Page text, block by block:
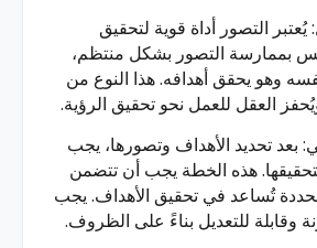
يُعتبر التصور أداة قوية لتحقيق
بممارسة التصور بشكل منتظم،
وهو يحقق أهدافه. هذا النوع من
العقل للعمل نحو تحقيق الرؤية.
بعد تحديد الأهداف وتصورها، يجب
هذه الخطة يجب أن تتضمن
تُساعد في تحقيق الأهداف. يجب
وقابلة للتعديل بناءً على الظروف.